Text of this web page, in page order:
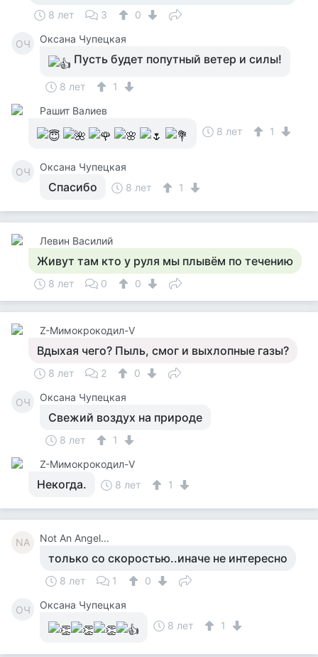
8 лет 3 0
ОЧ Оксана Чупецкая
Пусть будет попутный ветер и силы!
8 лет
1
Рашит Валиев
8 лет
1
ОЧ Оксана Чупецкая
Спасибо 8 лет 1
Левин Василий
Живут там кто у руля мы плывём по течению
8 лет 0 0
Z-Мимокрокодил-V
Вдыхая чего? Пыль, смог и выхлопные газы?
8 лет 2 0
ОЧ Оксана Чупецкая
Свежий воздух на природе
8 лет
1
Z-Мимокрокодил-V
Некогда. 8 лет 1
NA Not An Angel...
только со скоростью..иначе не интересно
8 лет 1 0
ОЧ
Оксана Чупецкая
8 лет
1